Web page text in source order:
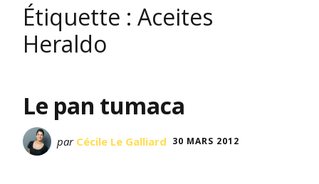
Étiquette : Aceites
Heraldo
Le pan tumaca
par Cécile Le Galliard 30 MARS 2012